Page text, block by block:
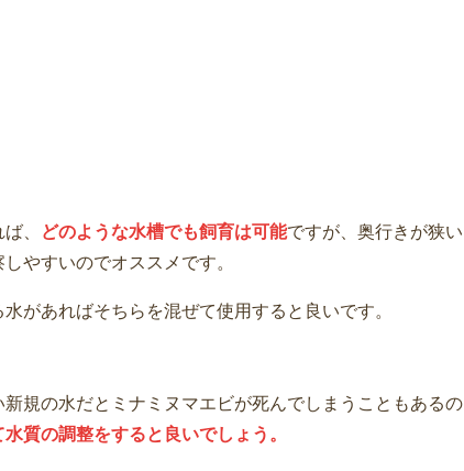
、 どのような水槽でも飼育は可能ですが、奥行きが狭い
やすいのでオススメです。
があればそちらを混ぜて使用すると良いです。
規の水だとミナミヌマエビが死んでしまうこともあるの
質の調整をすると良いでしょう。